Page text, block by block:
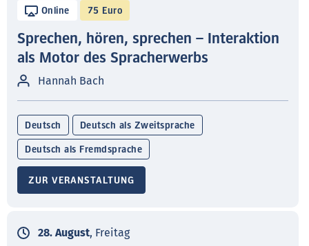
Online 75 Euro
Sprechen, hören, sprechen – Interaktion
als Motor des Spracherwerbs
Hannah Bach
Deutsch Deutsch als Zweitsprache
Deutsch als Fremdsprache
ZUR VERANSTALTUNG
28. August, Freitag